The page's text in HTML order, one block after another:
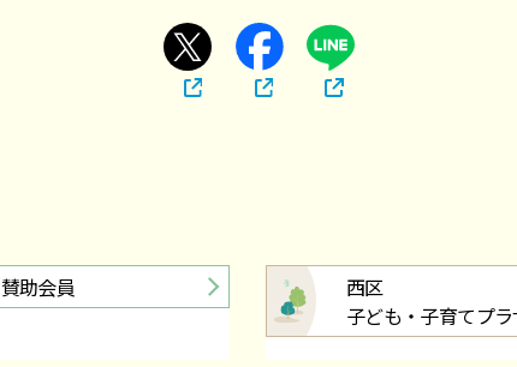
賛助会員
西区
子ども・子育てプ